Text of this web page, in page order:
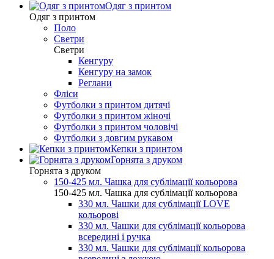
Одяг з принтом
Одяг з принтом
Поло
Светри
Светри
Кенгуру
Кенгуру на замок
Реглани
Фліси
Футболки з принтом дитячі
Футболки з принтом жіночі
Футболки з принтом чоловічі
Футболки з довгим рукавом
Кепки з принтом
Горнята з друком
Горнята з друком
150-425 мл. Чашка для сублімації кольорова
150-425 мл. Чашка для сублімації кольорова
330 мл. Чашки для сублімації LOVE
кольорові
330 мл. Чашки для сублімації кольорова
всередині і ручка
330 мл. Чашки для сублімації кольорова